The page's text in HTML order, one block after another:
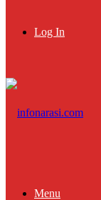
Log In
Menu